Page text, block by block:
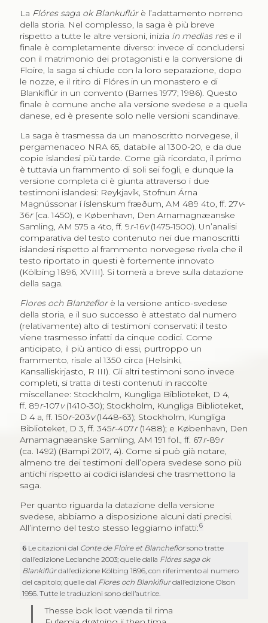
La Flóres saga ok Blankuflúr è l’adattamento norreno
della storia. Nel complesso, la saga è più breve
rispetto a tutte le altre versioni, inizia in medias rese il
finale è completamente diverso: invece di concludersi
con il matrimonio dei protagonisti e la conversione di
Floire, la saga si chiude con la loro separazione, dopo
le nozze, e il ritiro di Flóres in un monastero e di
Blankiflúr in un convento (Barnes 1977; 1986). Questo
finale è comune anche alla versione svedese e a quella
danese, ed è presente solo nelle versioni scandinave.
La saga è trasmessa da un manoscritto norvegese, il
pergamenaceo NRA 65, databile al 1300-20, e da due
copie islandesi più tarde. Come già ricordato, il primo
è tuttavia un frammento di soli sei fogli, e dunque la
versione completa ci è giunta attraverso i due
testimoni islandesi: Reykjavík, Stofnun Árna
Magnússonar í íslenskum fræðum, AM 489 4to, ff. 27v-
36r(ca. 1450), e København, Den Arnamagnæanske
Samling, AM 575 a 4to, ff. 9r-16v(1475-1500). Un’analisi
comparativa del testo contenuto nei due manoscritti
islandesi rispetto al frammento norvegese rivela che il
testo riportato in questi è fortemente innovato
(Kölbing 1896, XVIII). Si tornerà a breve sulla datazione
della saga.
Flores och Blanzeflorè la versione antico-svedese
della storia, e il suo successo è attestato dal numero
(relativamente) alto di testimoni conservati: il testo
viene trasmesso infatti da cinque codici. Come
anticipato, il più antico di essi, purtroppo un
frammento, risale al 1350 circa (Helsinki,
Kansalliskirjasto, R III). Gli altri testimoni sono invece
completi, si tratta di testi contenuti in raccolte
miscellanee: Stockholm, Kungliga Biblioteket, D 4,
ff. 89r-107v(1410-30); Stockholm, Kungliga Biblioteket,
D 4 a, ff. 150r-203v(1448‑63); Stockholm, Kungliga
Biblioteket, D 3, ff. 345r-407r(1488); e København, Den
Arnamagnæanske Samling, AM 191 fol., ff. 67r-89r
(ca. 1492) (Bampi 2017, 4). Come si può già notare,
almeno tre dei testimoni dell’opera svedese sono più
antichi rispetto ai codici islandesi che trasmettono la
saga.
Per quanto riguarda la datazione della versione
svedese, abbiamo a disposizione alcuni dati precisi.
All’interno del testo stesso leggiamo infatti:6
6 Le citazioni dal Conte de Floire et Blancheflorsono tratte
dall’edizione Leclanche 2003; quelle dalla Flóres saga ok
Blankiflúrdall’edizione Kölbing 1896, con riferimento al numero
del capitolo; quelle dal Flores och Blankiflurdall’edizione Olson
1956. Tutte le traduzioni sono dell’autrice.
Thesse bok loot vænda til rima